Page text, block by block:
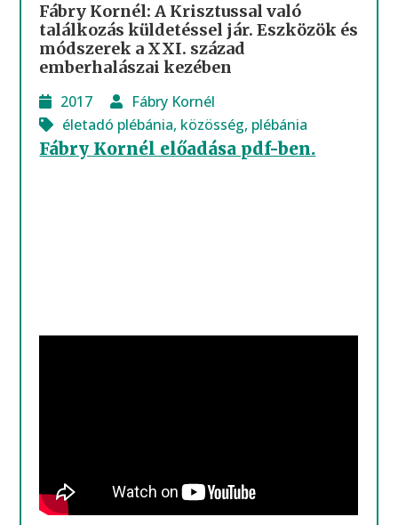
Fábry Kornél: A Krisztussal való
találkozás küldetéssel jár. Eszközök és
módszerek a XXI. század
emberhalászai kezében
2017
Fábry Kornél
életadó plébánia, közösség, plébánia
Fábry Kornél előadása pdf-ben.